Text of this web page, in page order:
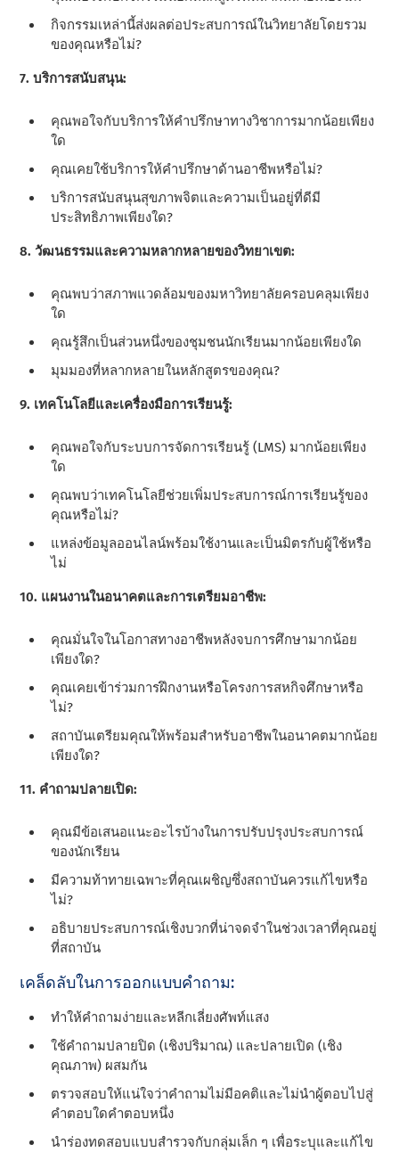
กิจกรรมเหล่านี้ส่งผลต่อประสบการณ์ในวิทยาลัยโดยรวม
ของคุณหรือไม่?
7. บริการสนับสนุน:
คุณพอใจกับบริการให้คําปรึกษาทางวิชาการมากน้อยเพียง
ใด
คุณเคยใช้บริการให้คําปรึกษาด้านอาชีพหรือไม่?
บริการสนับสนุนสุขภาพจิตและความเป็นอยู่ที่ดีมี
ประสิทธิภาพเพียงใด?
8. วัฒนธรรมและความหลากหลายของวิทยาเขต:
คุณพบว่าสภาพแวดล้อมของมหาวิทยาลัยครอบคลุมเพียง
ใด
คุณรู้สึกเป็นส่วนหนึ่งของชุมชนนักเรียนมากน้อยเพียงใด
มุมมองที่หลากหลายในหลักสูตรของคุณ?
9. เทคโนโลยีและเครื่องมือการเรียนรู้:
คุณพอใจกับระบบการจัดการเรียนรู้ (LMS) มากน้อยเพียง
ใด
คุณพบว่าเทคโนโลยีช่วยเพิ่มประสบการณ์การเรียนรู้ของ
คุณหรือไม่?
แหล่งข้อมูลออนไลน์พร้อมใช้งานและเป็นมิตรกับผู้ใช้หรือ
ไม่
10. แผนงานในอนาคตและการเตรียมอาชีพ:
คุณมั่นใจในโอกาสทางอาชีพหลังจบการศึกษามากน้อย
เพียงใด?
คุณเคยเข้าร่วมการฝึกงานหรือโครงการสหกิจศึกษาหรือ
ไม่?
สถาบันเตรียมคุณให้พร้อมสําหรับอาชีพในอนาคตมากน้อย
เพียงใด?
11. คําถามปลายเปิด:
คุณมีข้อเสนอแนะอะไรบ้างในการปรับปรุงประสบการณ์
ของนักเรียน
มีความท้าทายเฉพาะที่คุณเผชิญซึ่งสถาบันควรแก้ไขหรือ
ไม่?
อธิบายประสบการณ์เชิงบวกที่น่าจดจําในช่วงเวลาที่คุณอยู่
ที่สถาบัน
เคล็ดลับในการออกแบบคําถาม:
ทําให้คําถามง่ายและหลีกเลี่ยงศัพท์แสง
ใช้คําถามปลายปิด (เชิงปริมาณ) และปลายเปิด (เชิง
คุณภาพ) ผสมกัน
ตรวจสอบให้แน่ใจว่าคําถามไม่มีอคติและไม่นําผู้ตอบไปสู่
คําตอบใดคําตอบหนึ่ง
นําร่องทดสอบแบบสํารวจกับกลุ่มเล็ก ๆ เพื่อระบุและแก้ไข